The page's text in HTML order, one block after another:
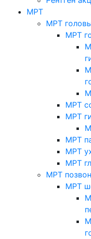
МРТ
МРТ
МРТ
МРТ
МРТ
МРТ
МРТ
МРТ
МРТ
МРТ